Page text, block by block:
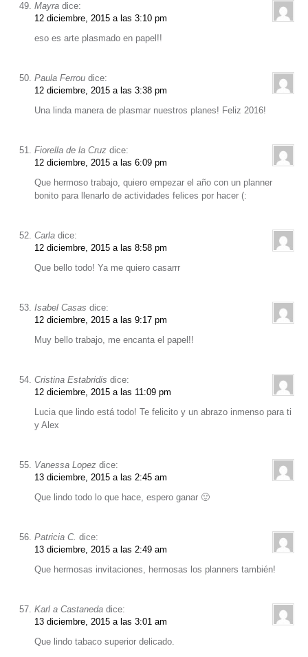
Mayra dice:
12 diciembre, 2015 a las 3:10 pm
eso es arte plasmado en papel!!
Paula Ferrou dice:
12 diciembre, 2015 a las 3:38 pm
Una linda manera de plasmar nuestros planes! Feliz 2016!
Fiorella de la Cruz dice:
12 diciembre, 2015 a las 6:09 pm
Que hermoso trabajo, quiero empezar el año con un planner
bonito para llenarlo de actividades felices por hacer (:
Carla dice:
12 diciembre, 2015 a las 8:58 pm
Que bello todo! Ya me quiero casarrr
Isabel Casas dice:
12 diciembre, 2015 a las 9:17 pm
Muy bello trabajo, me encanta el papel!!
Cristina Estabridis dice:
12 diciembre, 2015 a las 11:09 pm
Lucia que lindo está todo! Te felicito y un abrazo inmenso para ti
y Alex
Vanessa Lopez dice:
13 diciembre, 2015 a las 2:45 am
Que lindo todo lo que hace, espero ganar 🙂
Patricia C. dice:
13 diciembre, 2015 a las 2:49 am
Que hermosas invitaciones, hermosas los planners también!
Karl a Castaneda dice:
13 diciembre, 2015 a las 3:01 am
Que lindo tabaco superior delicado.